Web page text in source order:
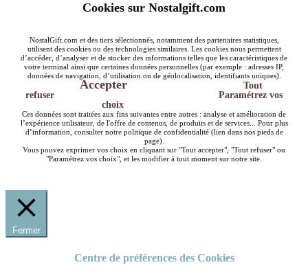
Cookies sur Nostalgift.com
NostalGift.com et des tiers sélectionnés, notamment des partenaires statistiques,
utilisent des cookies ou des technologies similaires. Les cookies nous permettent
d’accéder, d’analyser et de stocker des informations telles que les caractéristiques de
votre terminal ainsi que certaines données personnelles (par exemple : adresses IP,
données de navigation, d’utilisation ou de géolocalisation, identifiants uniques).
Accepter
Tout
refuser
Paramétrez vos
choix
Ces données sont traitées aux fins suivantes entre autres : analyse et amélioration de
l’expérience utilisateur, de l'offre de contenus, de produits et de services... Pour plus
d’information, consulter notre politique de confidentialité (lien dans nos pieds de
page).
Vous pouvez exprimer vos choix en cliquant sur "Tout accepter", "Tout refuser" ou
"Paramétrez vos choix", et les modifier à tout moment sur notre site.
Fermer
Centre de préférences des Cookies